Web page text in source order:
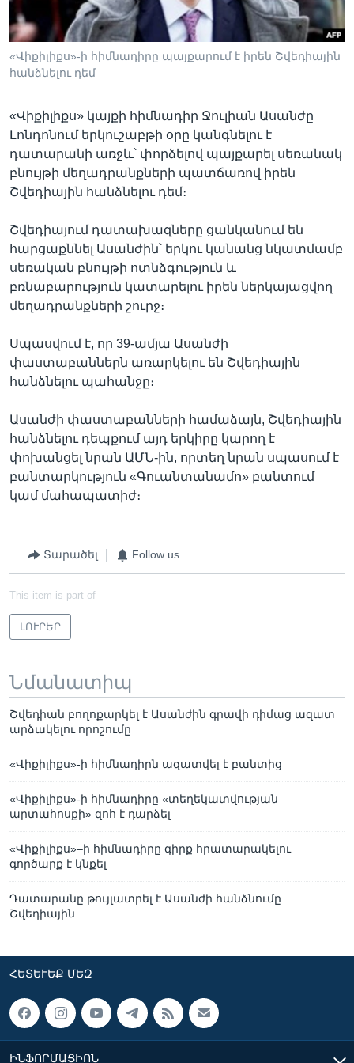
Լեզուներ
«Վիքիլիքս»-ի հիմնադիրը պայքարում է իրեն Շվեդիային
հանձնելու դեմ
«Վիքիլիքս» կայքի հիմնադիր Ջուլիան Ասանժը
Լոնդոնում երկուշաբթի օրը կանգնելու է
դատարանի առջև՝ փորձելով պայքարել սեռանակ
բնույթի մեղադրանքների պատճառով իրեն
Շվեդիային հանձնելու դեմ։
Շվեդիայում դատախազները ցանկանում են
հարցաքննել Ասանժին՝ երկու կանանց նկատմամբ
սեռական բնույթի ոտնձգություն և
բռնաբարություն կատարելու իրեն ներկայացվող
մեղադրանքների շուրջ։
Սպասվում է, որ 39-ամյա Ասանժի
փաստաբաններն առարկելու են Շվեդիային
հանձնելու պահանջը։
Ասանժի փաստաբանների համաձայն, Շվեդիային
հանձնելու դեպքում այդ երկիրը կարող է
փոխանցել նրան ԱՄՆ-ին, որտեղ նրան սպասում է
բանտարկություն «Գուանտանամո» բանտում
կամ մահապատիժ։
Տարածել Follow us
This item is part of
ԼՈՒՐԵՐ
Նմանատիպ
Շվեդիան բողոքարկել է Ասանժին գրավի դիմաց ազատ
արձակելու որոշումը
«Վիքիլիքս»-ի հիմնադիրն ազատվել է բանտից
«Վիքիլիքս»-ի հիմնադիրը «տեղեկատվության
արտահոսքի» զոհ է դարձել
«Վիքիլիքս»–ի հիմնադիրը գիրք հրատարակելու
գործարք է կնքել
Դատարանը թույլատրել է Ասանժի հանձնումը
Շվեդիային
ՀԵՏԵՒԵՔ ՄԵԶ
ԻՆՖՈՐՄԱՑԻՈՆ